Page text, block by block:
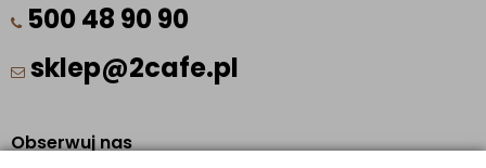
500 48 90 90
sklep@2cafe.pl
Obserwuj nas